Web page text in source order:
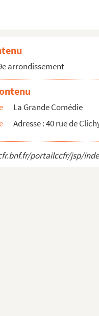
arrondissement
La Grande Comédie
Adresse : 40 rue de
portailccfr/jsp/